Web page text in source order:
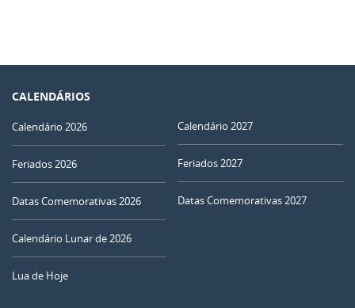
CALENDÁRIOS
Calendário 2026
Feriados 2026
Datas Comemorativas 2026
Calendário Lunar de 2026
Lua de Hoje
Calendário 2027
Feriados 2027
Datas Comemorativas 2027